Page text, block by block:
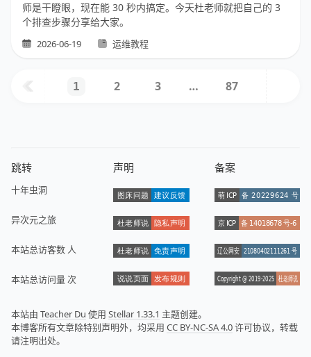
师是干瞪眼，现在能 30 秒内搞定。今天杜老师就把自己的 3
个排查步骤分享给大家。
2026-06-19 运维教程
1 2 3 … 87
跳转
十年虫洞
异次元之旅
本站总访客数 人
本站总访问量次
声明 备案
本站由 Teacher Du 使用 Stellar 1.33.1 主题创建。
本博客所有文章除特别声明外，均采用 CC BY-NC-SA 4.0许可协议，转载
请注明出处。